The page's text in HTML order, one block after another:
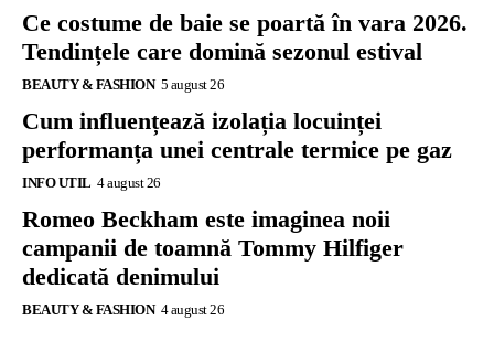
Ce costume de baie se poartă în vara 2026.
Tendințele care domină sezonul estival
BEAUTY & FASHION 5 august 26
Cum influențează izolația locuinței
performanța unei centrale termice pe gaz
INFO UTIL 4 august 26
Romeo Beckham este imaginea noii
campanii de toamnă Tommy Hilfiger
dedicată denimului
BEAUTY & FASHION 4 august 26